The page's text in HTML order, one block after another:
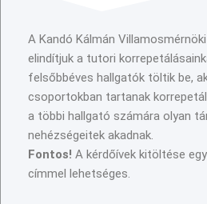
A Kandó Kálmán
elindítjuk a tutori
felsőbbéves hallgatók töltik be,
csoportokban tartanak
a többi hallgató számára olyan
nehézségeitek akadnak.
Fontos! A kérdőívek kitöltése
címmel lehetséges.